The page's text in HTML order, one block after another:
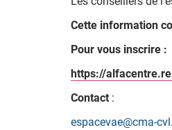
Cette information
Pour vous inscrire :
https://
Contact :
espacevae@cma-